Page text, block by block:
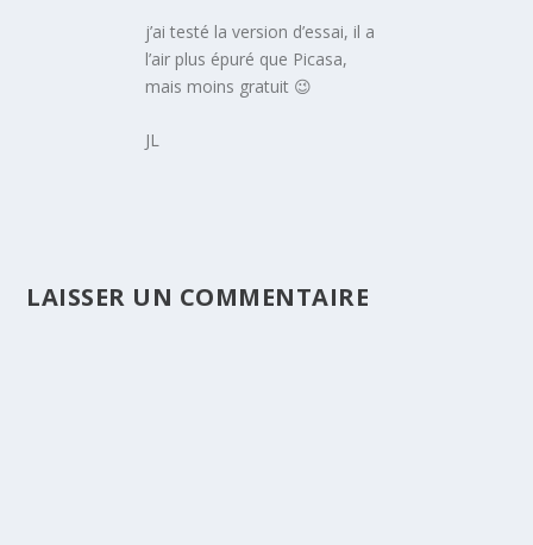
j’ai testé la version d’essai, il a
l’air plus épuré que Picasa,
mais moins gratuit 😉
JL
LAISSER UN COMMENTAIRE